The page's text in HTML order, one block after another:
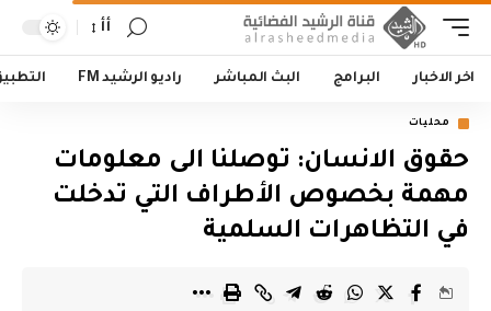
أأ
اخر الاخبار البرامج البث المباشر راديو الرشيد FM
محليات
حقوق الانسان: توصلنا الى معلومات
مهمة بخصوص الأطراف التي تدخلت
في التظاهرات السلمية